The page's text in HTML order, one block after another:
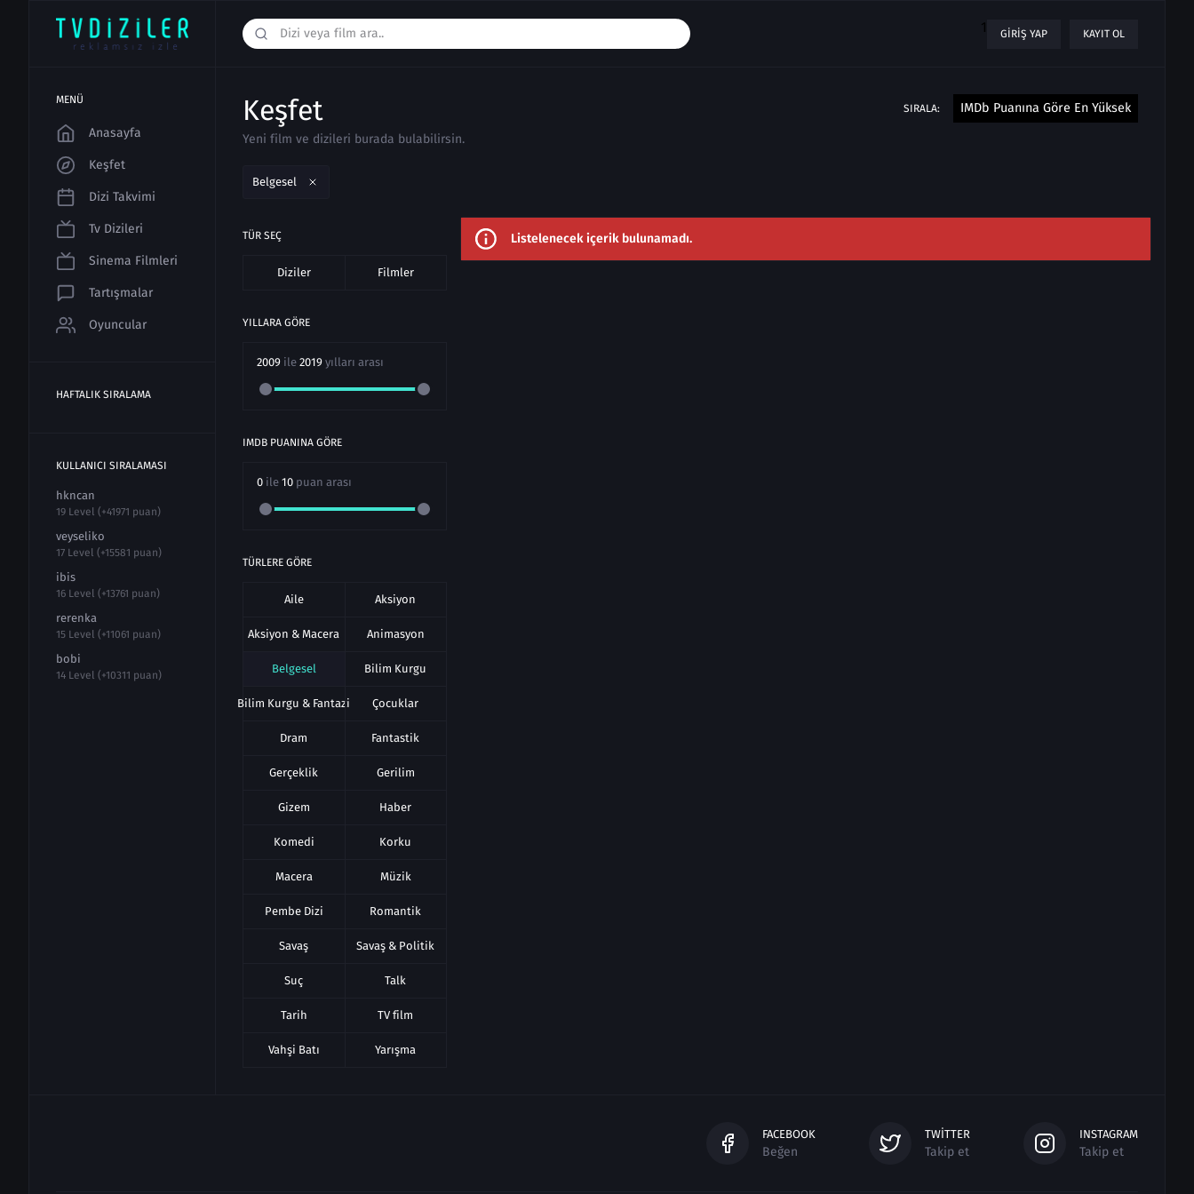
1 GIRIŞ YAP KAYIT OL
MENÜ
Anasayfa
Keşfet
Dizi Takvimi
Tv Dizileri
Sinema Filmleri
Tartışmalar
Oyuncular
HAFTALIK SIRALAMA
KULLANICI SIRALAMASI
hkncan
19 Level (+41971 puan)
veyseliko
17 Level (+15581 puan)
ibis
16 Level (+13761 puan)
rerenka
15 Level (+11061 puan)
bobi
14 Level (+10311 puan)
Keşfet
Yeni film ve dizileri burada bulabilirsin.
SIRALA: IMDb Puanına Göre En Yüksek
Belgesel
TÜR SEÇ
Diziler Filmler
YILLARA GÖRE
2009 ile 2019 yılları arası
IMDB PUANINA GÖRE
0 ile 10 puan arası
TÜRLERE GÖRE
Aile Aksiyon
Aksiyon & Macera Animasyon
Belgesel Bilim Kurgu
Bilim Kurgu & Fantazi Çocuklar
Dram Fantastik
Gerçeklik Gerilim
Gizem Haber
Komedi Korku
Macera Müzik
Pembe Dizi Romantik
Savaş Savaş & Politik
Suç Talk
Tarih TV film
Vahşi Batı Yarışma
Listelenecek içerik bulunamadı.
FACEBOOK
Beğen
TWITTER
Takip et
INSTAGRAM
Takip et